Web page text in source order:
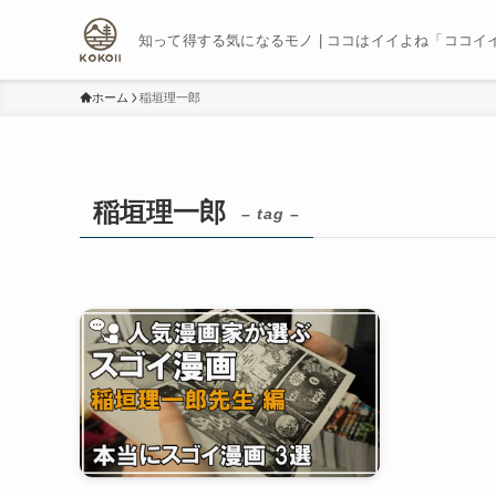
知って得する気になるモノ | ココはイイよね「ココイ
ホーム 稲垣理一郎
稲垣理一郎 – tag –